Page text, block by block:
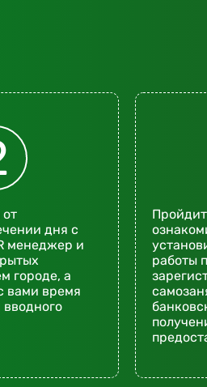
дня с
менеджер и
городе, а
вами время
работы